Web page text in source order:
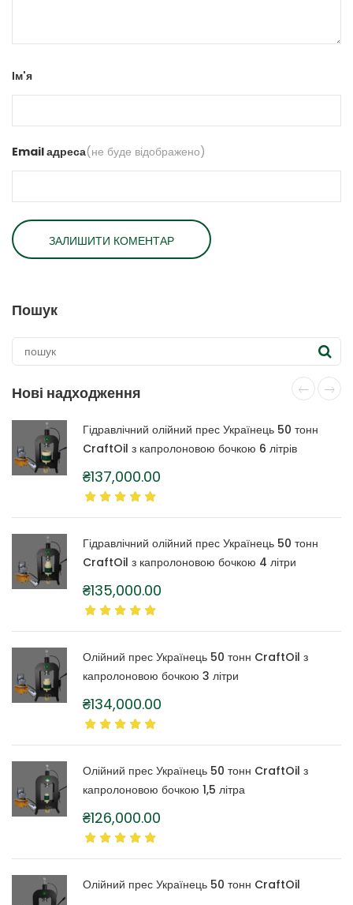
Ім'я
Email адреса(не буде відображено)
Пошук
Нові надходження
Гідравлічний олійний прес Українець 50 тонн
CraftOil з капролоновою бочкою 6 літрів
₴137,000.00
Гідравлічний олійний прес Українець 50 тонн
CraftOil з капролоновою бочкою 4 літри
₴135,000.00
Олійний прес Українець 50 тонн CraftOil з
капролоновою бочкою 3 літри
₴134,000.00
Олійний прес Українець 50 тонн CraftOil з
капролоновою бочкою 1,5 літра
₴126,000.00
Олійний прес Українець 50 тонн CraftOil